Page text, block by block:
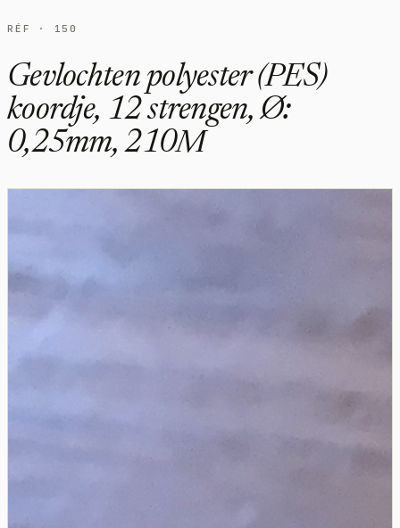
RÉF · 150
Gevlochten polyester (PES)
koordje, 12 strengen, Ø:
0,25mm, 210M